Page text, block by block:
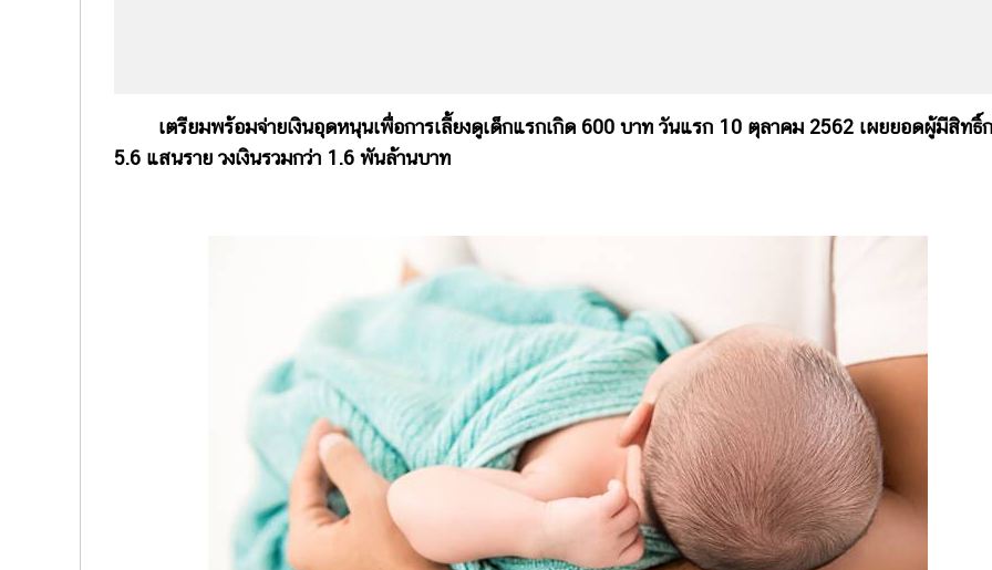
เตรียมพร้อมจ่ายเงินอุดหนุนเพื่อการเลี้ยงดูเด็กแรกเกิด 600 บาท วันแรก 10 ตุลาคม 2562 เผยยอดผู้มีสิทธิ์
5.6 แสนราย วงเงินรวมกว่า 1.6 พันล้านบาท